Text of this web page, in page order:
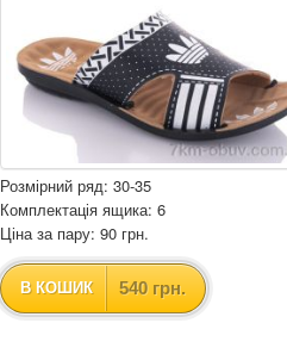
Розмірний ряд: 30-35
Комплектація ящика: 6
Ціна за пару: 90 грн.
В КОШИК 540 грн.